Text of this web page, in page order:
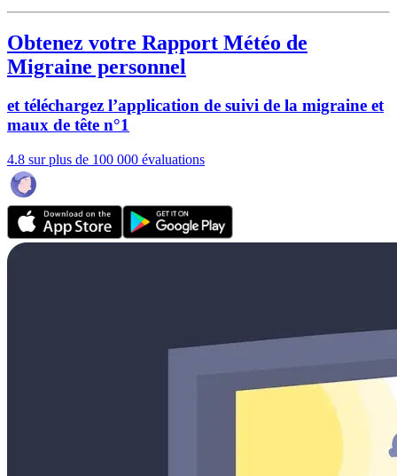
Obtenez votre Rapport Météo de
Migraine personnel
et téléchargez l’application de suivi de la migraine et
maux de tête n°1
4.8 sur plus de 100 000 évaluations